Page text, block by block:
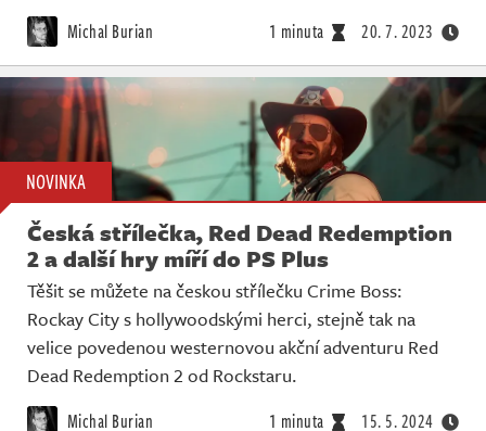
Michal Burian 1 minuta 20. 7. 2023
NOVINKA
Česká střílečka, Red Dead Redemption
2 a další hry míří do PS Plus
Těšit se můžete na českou střílečku Crime Boss:
Rockay City s hollywoodskými herci, stejně tak na
velice povedenou westernovou akční adventuru Red
Dead Redemption 2 od Rockstaru.
Michal Burian 1 minuta 15. 5. 2024